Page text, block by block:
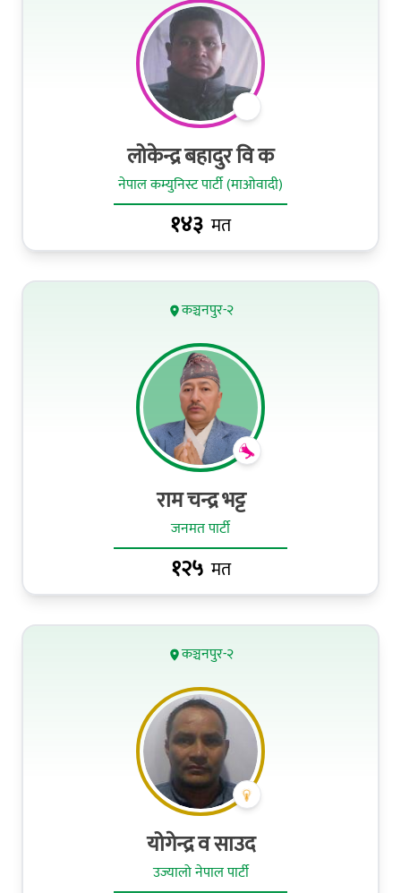
लोकेन्द्र बहादुर वि क
नेपाल कम्युनिस्ट पार्टी (माओवादी)
१४३ मत
कञ्चनपुर-२
राम चन्द्र भट्ट
जनमत पार्टी
१२५ मत
कञ्चनपुर-२
योगेन्द्र व साउद
उज्यालो नेपाल पार्टी